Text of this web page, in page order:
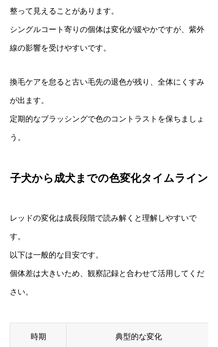
整って見えることがあります。
シングルコート寄りの個体は変化が緩やかですが、紫外
線の影響を受けやすいです。
換毛ケアを怠ると古い毛先の退色が残り、全体にくすみ
が出ます。
定期的なブラッシングで色のコントラストを保ちましょ
う。
子犬から成犬までの色変化タイムライン
レッドの変化は成長段階で読み解くと理解しやすいで
す。
以下は一般的な目安です。
個体差は大きいため、観察記録と合わせて活用してくだ
さい。
時期 典型的な変化